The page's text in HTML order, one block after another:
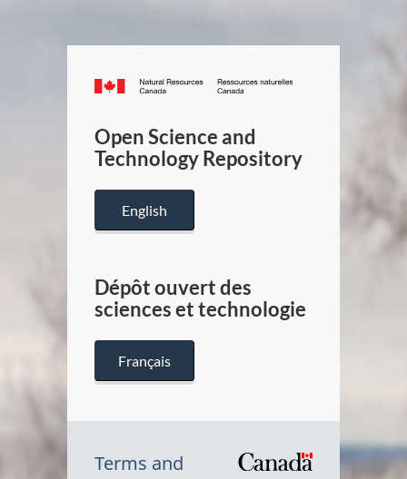
Canada.ca
/
Canada
Open Science and
Technology Repository
English
Dépôt ouvert des
sciences et technologie
Français
Terms and